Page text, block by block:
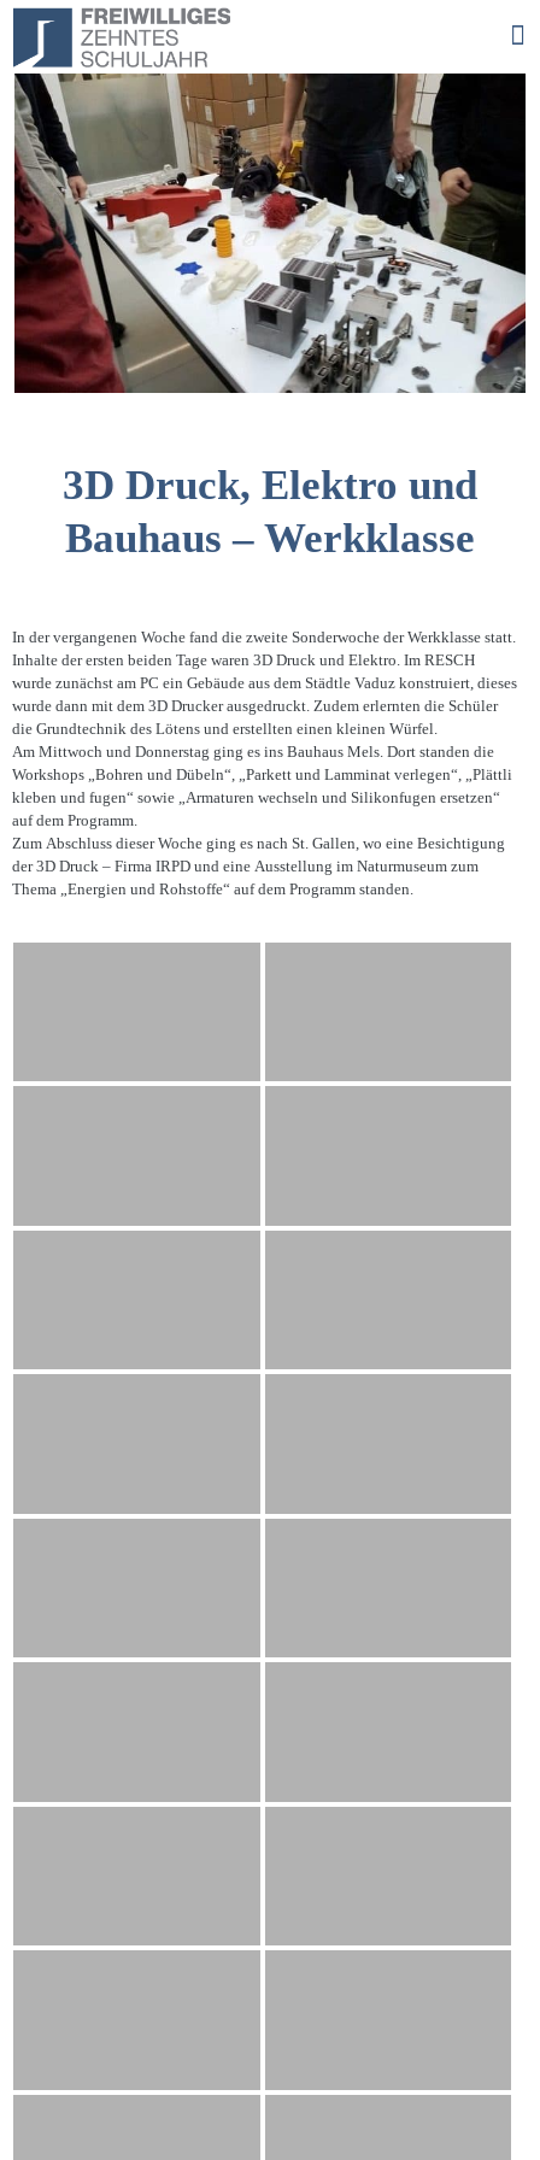
3D Druck, Elektro und
Bauhaus – Werkklasse
In der vergangenen Woche fand die zweite Sonderwoche der Werkklasse statt.
Inhalte der ersten beiden Tage waren 3D Druck und Elektro. Im RESCH
wurde zunächst am PC ein Gebäude aus dem Städtle Vaduz konstruiert, dieses
wurde dann mit dem 3D Drucker ausgedruckt. Zudem erlernten die Schüler
die Grundtechnik des Lötens und erstellten einen kleinen Würfel.
Am Mittwoch und Donnerstag ging es ins Bauhaus Mels. Dort standen die
Workshops „Bohren und Dübeln“, „Parkett und Lamminat verlegen“, „Plättli
kleben und fugen“ sowie „Armaturen wechseln und Silikonfugen ersetzen“
auf dem Programm.
Zum Abschluss dieser Woche ging es nach St. Gallen, wo eine Besichtigung
der 3D Druck – Firma IRPD und eine Ausstellung im Naturmuseum zum
Thema „Energien und Rohstoffe“ auf dem Programm standen.